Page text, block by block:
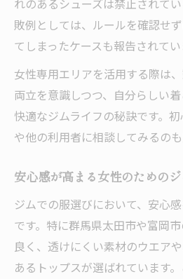
れのあるシューズは禁止されて
敗例としては、ルールを確認せ
てしまったケースも報告されてい
女性専用エリアを活用する際は
両立を意識しつつ、自分らしい
快適なジムライフの秘訣です。
や他の利用者に相談してみるのも
安心感が高まる女性のための
ジムでの服選びにおいて、安心
です。特に群馬県太田市や富岡
良く、透けにくい素材のウエア
あるトップスが選ばれています。